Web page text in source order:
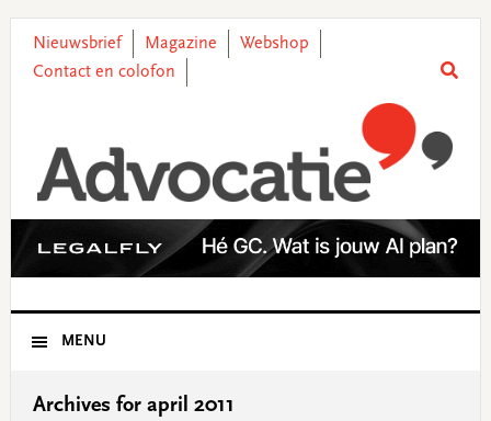
primary
main
primary
footer
Nieuwsbrief Magazine
Webshop
Contact en colofon
MENU
Archives for april 2011